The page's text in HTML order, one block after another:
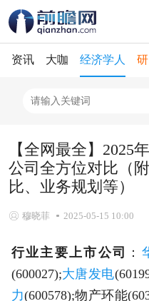
资讯 大咖 经济学人
【全网最全】2025
公司全方位对比（
比、业务规划等）
穆晓菲 2025-05-15 10:00
行业主要上市公司 ：
(600027);大唐发电
力(600578);物产环能